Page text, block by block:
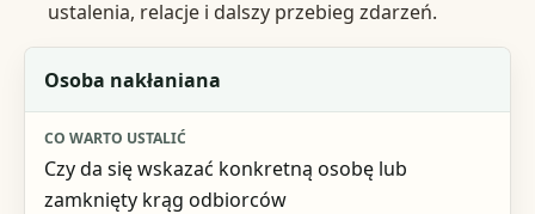
ustalenia, relacje i dalszy przebieg zdarzeń.
Element oceny
Co warto ustalić
Dlaczego to ważne
Osoba nakłaniana
Czy da się wskazać konkretną osobę lub
zamknięty krąg odbiorców